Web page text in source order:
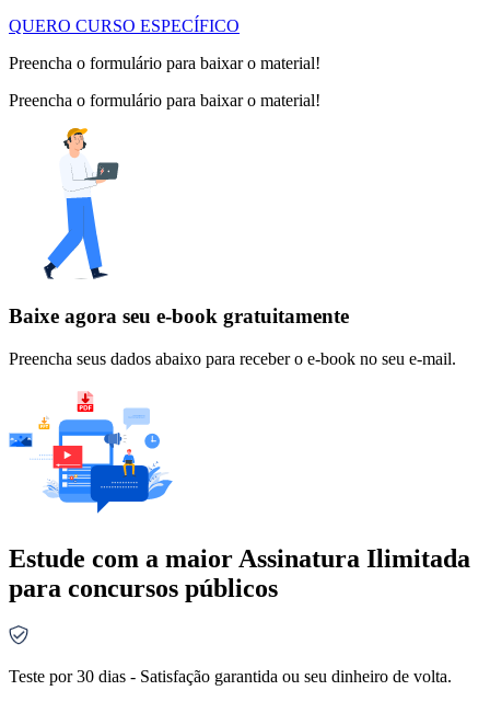
QUERO CURSO ESPECÍFICO
Preencha o formulário para baixar o material!
Preencha o formulário para baixar o material!
Baixe agora seu e-book gratuitamente
Preencha seus dados abaixo para receber o e-book no seu e-mail.
Estude com a maior Assinatura Ilimitada
para concursos públicos
Teste por 30 dias - Satisfação garantida ou seu dinheiro de volta.